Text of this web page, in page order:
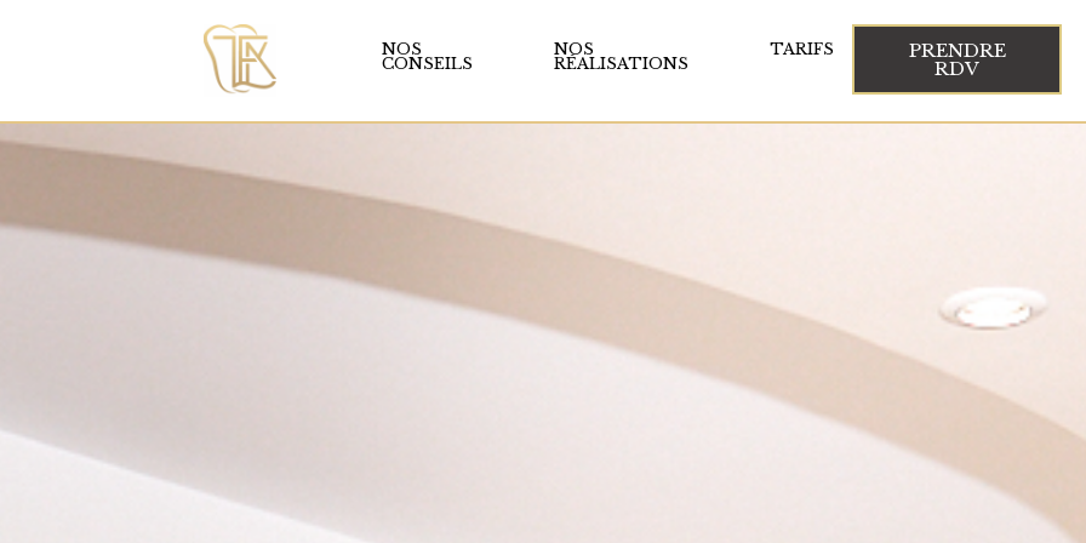
NOS
CONSEILS
NOS
RÉALISATIONS
TARIFS PRENDRE
RDV